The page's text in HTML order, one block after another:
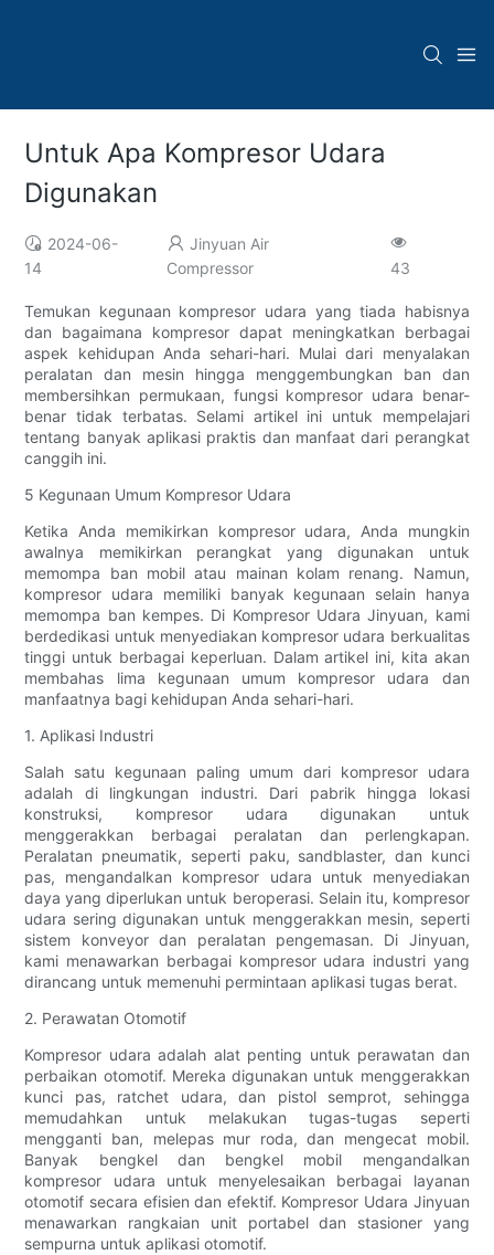
Untuk Apa Kompresor Udara
Digunakan
2024-06-
14
Jinyuan Air
Compressor
43
Temukan kegunaan kompresor udara yang tiada habisnya
dan bagaimana kompresor dapat meningkatkan berbagai
aspek kehidupan Anda sehari-hari. Mulai dari menyalakan
peralatan dan mesin hingga menggembungkan ban dan
membersihkan permukaan, fungsi kompresor udara benar-
benar tidak terbatas. Selami artikel ini untuk mempelajari
tentang banyak aplikasi praktis dan manfaat dari perangkat
canggih ini.
5 Kegunaan Umum Kompresor Udara
Ketika Anda memikirkan kompresor udara, Anda mungkin
awalnya memikirkan perangkat yang digunakan untuk
memompa ban mobil atau mainan kolam renang. Namun,
kompresor udara memiliki banyak kegunaan selain hanya
memompa ban kempes. Di Kompresor Udara Jinyuan, kami
berdedikasi untuk menyediakan kompresor udara berkualitas
tinggi untuk berbagai keperluan. Dalam artikel ini, kita akan
membahas lima kegunaan umum kompresor udara dan
manfaatnya bagi kehidupan Anda sehari-hari.
1. Aplikasi Industri
Salah satu kegunaan paling umum dari kompresor udara
adalah di lingkungan industri. Dari pabrik hingga lokasi
konstruksi, kompresor udara digunakan untuk
menggerakkan berbagai peralatan dan perlengkapan.
Peralatan pneumatik, seperti paku, sandblaster, dan kunci
pas, mengandalkan kompresor udara untuk menyediakan
daya yang diperlukan untuk beroperasi. Selain itu, kompresor
udara sering digunakan untuk menggerakkan mesin, seperti
sistem konveyor dan peralatan pengemasan. Di Jinyuan,
kami menawarkan berbagai kompresor udara industri yang
dirancang untuk memenuhi permintaan aplikasi tugas berat.
2. Perawatan Otomotif
Kompresor udara adalah alat penting untuk perawatan dan
perbaikan otomotif. Mereka digunakan untuk menggerakkan
kunci pas, ratchet udara, dan pistol semprot, sehingga
memudahkan untuk melakukan tugas-tugas seperti
mengganti ban, melepas mur roda, dan mengecat mobil.
Banyak bengkel dan bengkel mobil mengandalkan
kompresor udara untuk menyelesaikan berbagai layanan
otomotif secara efisien dan efektif. Kompresor Udara Jinyuan
menawarkan rangkaian unit portabel dan stasioner yang
sempurna untuk aplikasi otomotif.